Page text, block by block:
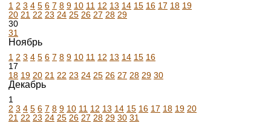
1 2 3 4 5 6 7 8 9 10 11 12 13 14 15 16 17 18 19
20 21 22 23 24 25 26 27 28 29
30
31
Ноябрь
1 2 3 4 5 6 7 8 9 10 11 12 13 14 15 16
17
18 19 20 21 22 23 24 25 26 27 28 29 30
Декабрь
1
2 3 4 5 6 7 8 9 10 11 12 13 14 15 16 17 18 19 20
21 22 23 24 25 26 27 28 29 30 31